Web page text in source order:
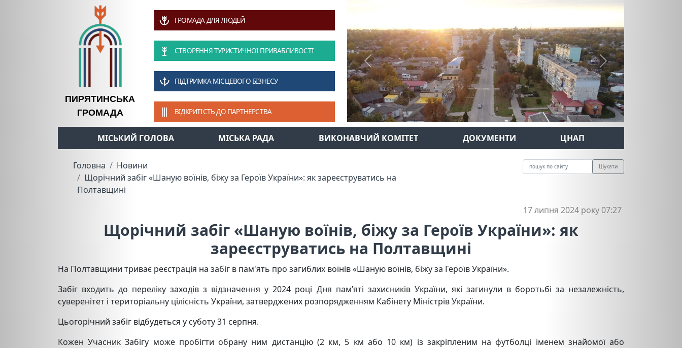
ПИРЯТИНСЬКА
ГРОМАДА
ГРОМАДА ДЛЯ ЛЮДЕЙ
СТВОРЕННЯ ТУРИСТИЧНОЇ ПРИВАБЛИВОСТІ
ПІДТРИМКА МІСЦЕВОГО БІЗНЕСУ
ВІДКРИТІСТЬ ДО ПАРТНЕРСТВА
Previous Next
МІСЬКИЙ ГОЛОВА МІСЬКА РАДА ВИКОНАВЧИЙ КОМІТЕТ ДОКУМЕНТИ ЦНАП
Головна
Новини
Щорічний забіг «Шаную воїнів, біжу за Героїв України»: як зареєструватись на
Полтавщині
Шукати
17 липня 2024 року 07:27
Щорічний забіг «Шаную воїнів, біжу за Героїв України»: як
зареєструватись на Полтавщині
На Полтавщини триває реєстрація на забіг в пам'ять про загиблих воїнів «Шаную воїнів, біжу за Героїв України».
Забіг входить до переліку заходів з відзначення у 2024 році Дня пам’яті захисників України, які загинули в боротьбі за незалежність,
суверенітет і територіальну цілісність України, затверджених розпорядженням Кабінету Міністрів України.
Цьогорічний забіг відбудеться у суботу 31 серпня.
Кожен Учасник Забігу може пробігти обрану ним дистанцію (2 км, 5 км або 10 км) із закріпленим на футболці іменем знайомої або